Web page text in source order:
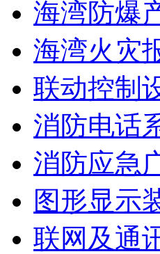
海湾防爆
海湾火灾
联动控制
消防电话
消防应急
图形显示
联网及通